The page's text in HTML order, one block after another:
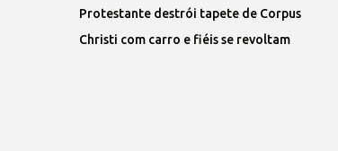
Protestante destrói tapete de Corpus
Christi com carro e fiéis se revoltam